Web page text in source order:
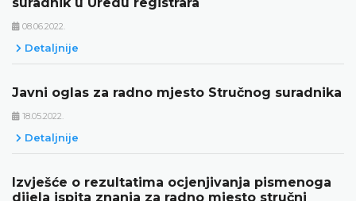
08.06.2022.
Detaljnije
Javni oglas za radno mjesto Stručnog suradnika
18.05.2022.
Detaljnije
Izvješće o rezultatima ocjenjivanja pismenoga
dijela ispita znanja za radno mjesto stručni